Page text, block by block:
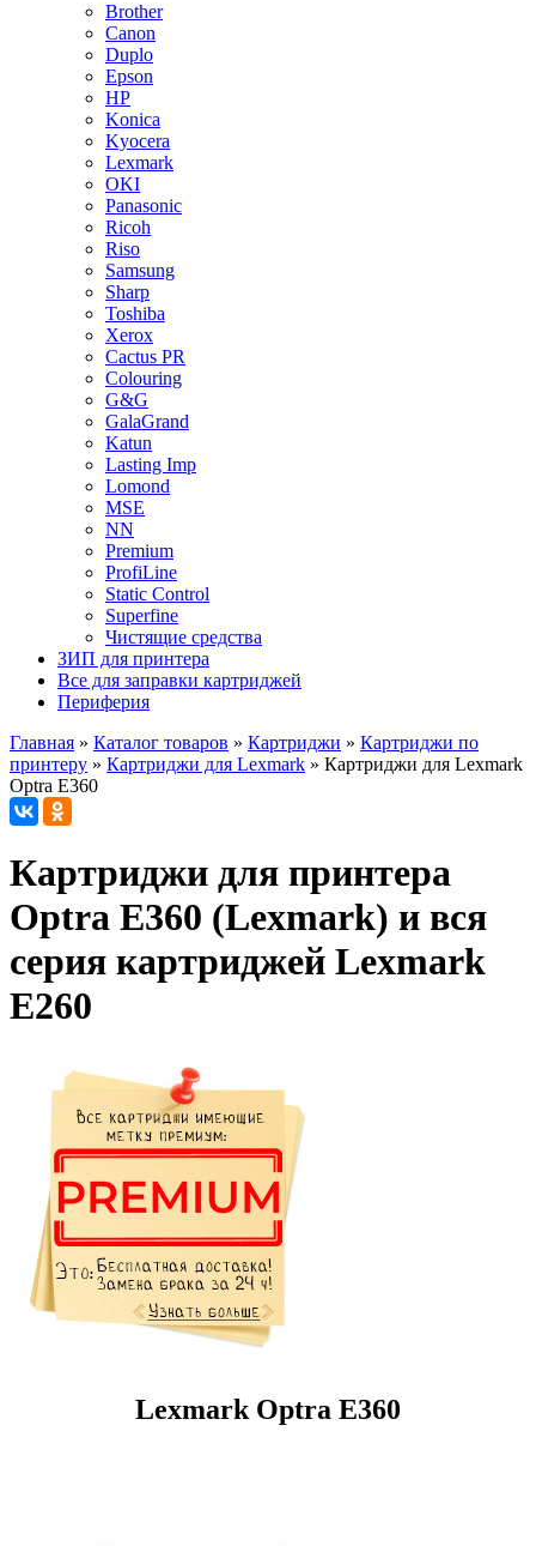
Brother
Canon
Duplo
Epson
HP
Konica
Kyocera
Lexmark
OKI
Panasonic
Ricoh
Riso
Samsung
Sharp
Toshiba
Xerox
Cactus PR
Colouring
G&G
GalaGrand
Katun
Lasting Imp
Lomond
MSE
NN
Premium
ProfiLine
Static Control
Superfine
Чистящие средства
ЗИП для принтера
Все для заправки картриджей
Периферия
Главная » Каталог товаров » Картриджи » Картриджи по
принтеру » Картриджи для Lexmark » Картриджи для Lexmark
Optra E360
Картриджи для принтера
Optra E360 (Lexmark) и вся
серия картриджей Lexmark
E260
Lexmark Optra E360